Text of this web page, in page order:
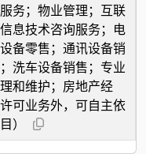
务；物业管理；互联
息技术咨询服务；电
备零售；通讯设备销
洗车设备销售；专业
和维护；房地产经
可业务外，可自主依
）